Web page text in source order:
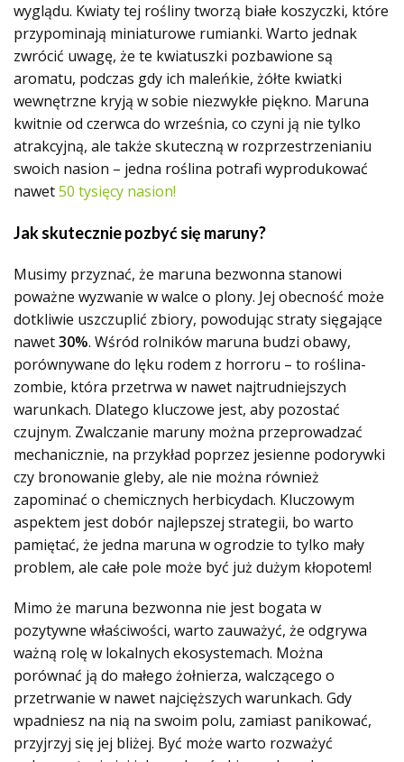
wyglądu. Kwiaty tej rośliny tworzą białe koszyczki, które
przypominają miniaturowe rumianki. Warto jednak
zwrócić uwagę, że te kwiatuszki pozbawione są
aromatu, podczas gdy ich maleńkie, żółte kwiatki
wewnętrzne kryją w sobie niezwykłe piękno. Maruna
kwitnie od czerwca do września, co czyni ją nie tylko
atrakcyjną, ale także skuteczną w rozprzestrzenianiu
swoich nasion – jedna roślina potrafi wyprodukować
nawet50 tysięcy nasion!
Jak skutecznie pozbyć się maruny?
Musimy przyznać, że maruna bezwonna stanowi
poważne wyzwanie w walce o plony. Jej obecność może
dotkliwie uszczuplić zbiory, powodując straty sięgające
nawet30%. Wśród rolników maruna budzi obawy,
porównywane do lęku rodem z horroru – to roślina-
zombie, która przetrwa w nawet najtrudniejszych
warunkach. Dlatego kluczowe jest, aby pozostać
czujnym. Zwalczanie maruny można przeprowadzać
mechanicznie, na przykład poprzez jesienne podorywki
czy bronowanie gleby, ale nie można również
zapominać o chemicznych herbicydach. Kluczowym
aspektem jest dobór najlepszej strategii, bo warto
pamiętać, że jedna maruna w ogrodzie to tylko mały
problem, ale całe pole może być już dużym kłopotem!
Mimo że maruna bezwonna nie jest bogata w
pozytywne właściwości, warto zauważyć, że odgrywa
ważną rolę w lokalnych ekosystemach. Można
porównać ją do małego żołnierza, walczącego o
przetrwanie w nawet najcięższych warunkach. Gdy
wpadniesz na nią na swoim polu, zamiast panikować,
przyjrzyj się jej bliżej. Być może warto rozważyć